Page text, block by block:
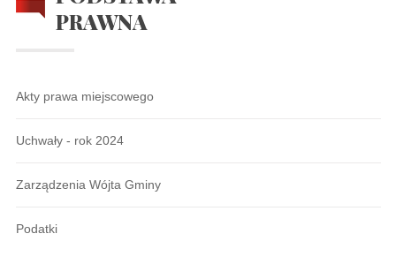
PRAWNA
Akty prawa miejscowego
Uchwały - rok 2024
Zarządzenia Wójta Gminy
Podatki